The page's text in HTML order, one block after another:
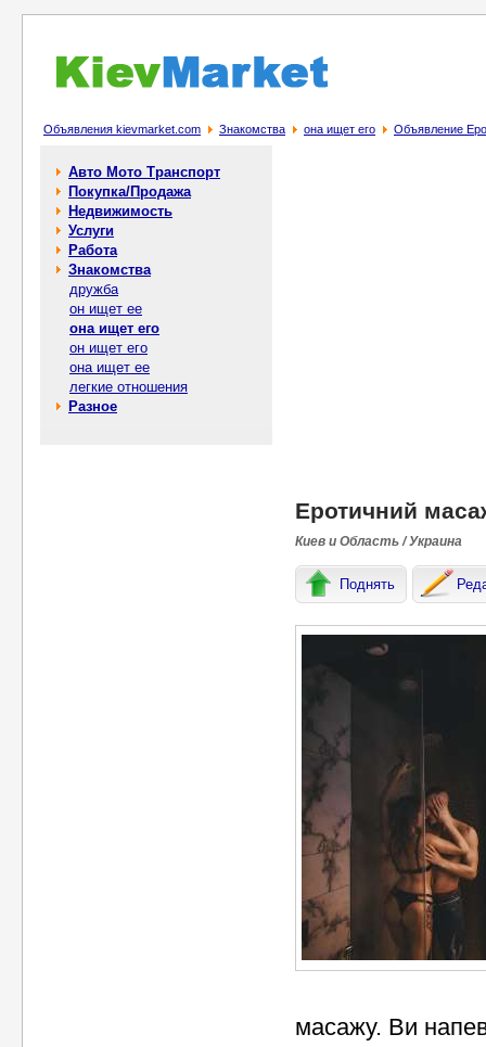
Объявления kievmarket.com Знакомства она ищет его Объявление
Авто Мото Транспорт
Покупка/Продажа
Недвижимость
Услуги
Работа
Знакомства
дружба
он ищет ее
она ищет его
он ищет его
она ищет ее
легкие отношения
Разное
Еротичний
Киев и Область / Украина
Поднять
масажу. Ви